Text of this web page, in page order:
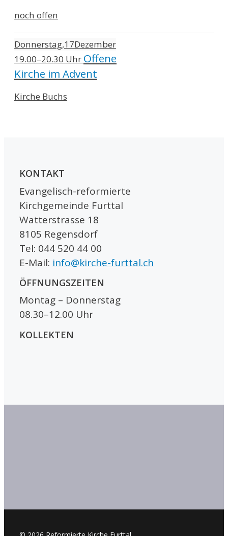
noch offen
Donnerstag 17Dezember
19.00–20.30 Uhr Offene
Kirche im Advent
Kirche Buchs
KONTAKT
Evangelisch-reformierte
Kirchgemeinde Furttal
Watterstrasse 18
8105 Regensdorf
Tel: 044 520 44 00
E-Mail: info@kirche-furttal.ch
ÖFFNUNGSZEITEN
Montag – Donnerstag
08.30–12.00 Uhr
KOLLEKTEN